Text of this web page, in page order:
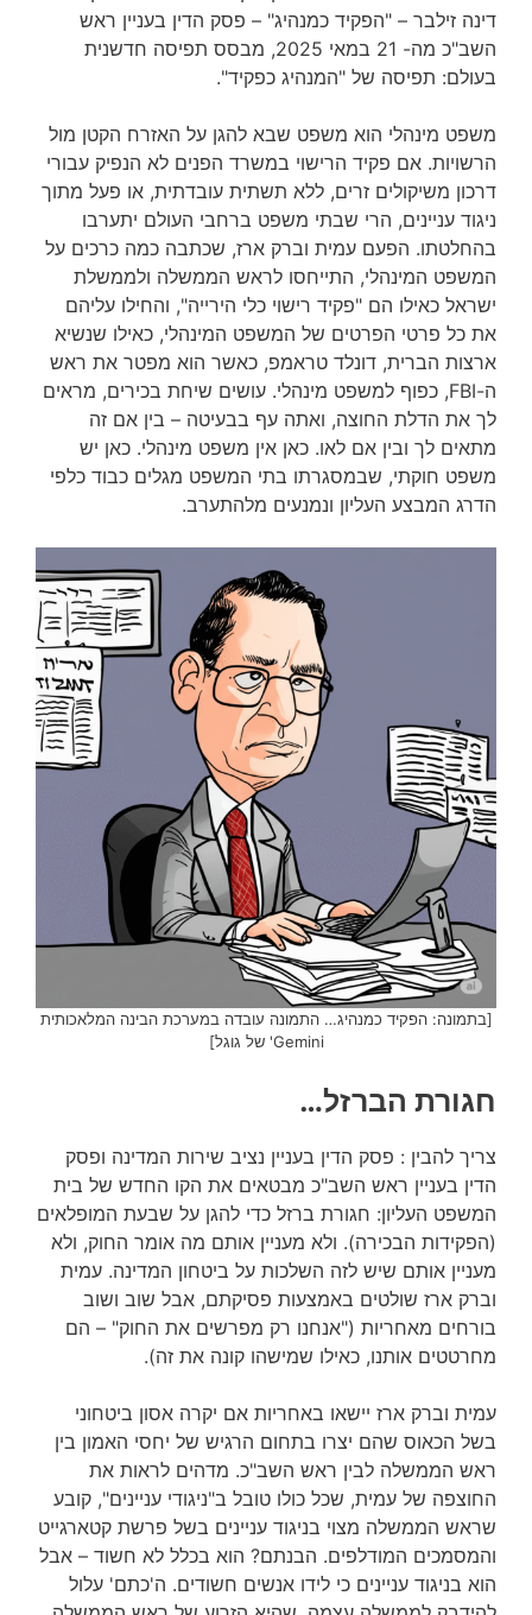
דינה זילבר – "הפקיד כמנהיג" – פסק הדין בעניין ראש
השב"כ מה- 21 במאי 2025, מבסס תפיסה חדשנית
בעולם: תפיסה של "המנהיג כפקיד".
משפט מינהלי הוא משפט שבא להגן על האזרח הקטן מול
הרשויות. אם פקיד הרישוי במשרד הפנים לא הנפיק עבורי
דרכון משיקולים זרים, ללא תשתית עובדתית, או פעל מתוך
ניגוד עניינים, הרי שבתי משפט ברחבי העולם יתערבו
בהחלטתו. הפעם עמית וברק ארז, שכתבה כמה כרכים על
המשפט המינהלי, התייחסו לראש הממשלה ולממשלת
ישראל כאילו הם "פקיד רישוי כלי הירייה", והחילו עליהם
את כל פרטי הפרטים של המשפט המינהלי, כאילו שנשיא
ארצות הברית, דונלד טראמפ, כאשר הוא מפטר את ראש
ה-FBI, כפוף למשפט מינהלי. עושים שיחת בכירים, מראים
לך את הדלת החוצה, ואתה עף בבעיטה – בין אם זה
מתאים לך ובין אם לאו. כאן אין משפט מינהלי. כאן יש
משפט חוקתי, שבמסגרתו בתי המשפט מגלים כבוד כלפי
הדרג המבצע העליון ונמנעים מלהתערב.
[בתמונה: הפקיד כמנהיג… התמונה עובדה במערכת הבינה המלאכותית
Gemini' של גוגל]
חגורת הברזל…
צריך להבין : פסק הדין בעניין נציב שירות המדינה ופסק
הדין בעניין ראש השב"כ מבטאים את הקו החדש של בית
המשפט העליון: חגורת ברזל כדי להגן על שבעת המופלאים
(הפקידות הבכירה). ולא מעניין אותם מה אומר החוק, ולא
מעניין אותם שיש לזה השלכות על ביטחון המדינה. עמית
וברק ארז שולטים באמצעות פסיקתם, אבל שוב ושוב
בורחים מאחריות ("אנחנו רק מפרשים את החוק" – הם
מחרטטים אותנו, כאילו שמישהו קונה את זה).
עמית וברק ארז יישאו באחריות אם יקרה אסון ביטחוני
בשל הכאוס שהם יצרו בתחום הרגיש של יחסי האמון בין
ראש הממשלה לבין ראש השב"כ. מדהים לראות את
החוצפה של עמית, שכל כולו טובל ב"ניגודי עניינים", קובע
שראש הממשלה מצוי בניגוד עניינים בשל פרשת קטארגייט
והמסמכים המודלפים. הבנתם? הוא בכלל לא חשוד – אבל
הוא בניגוד עניינים כי לידו אנשים חשודים. ה'כתם' עלול